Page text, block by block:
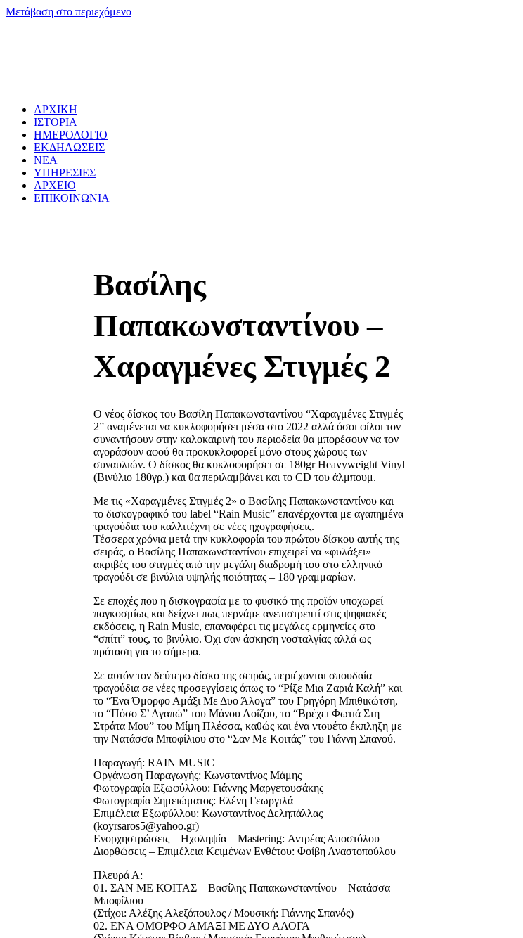
Μετάβαση στο περιεχόμενο
ΑΡΧΙΚΗ
ΙΣΤΟΡΙΑ
ΗΜΕΡΟΛΟΓΙΟ
ΕΚΔΗΛΩΣΕΙΣ
ΝΕΑ
ΥΠΗΡΕΣΙΕΣ
ΑΡΧΕΙΟ
ΕΠΙΚΟΙΝΩΝΙΑ
Βασίλης
Παπακωνσταντίνου –
Χαραγμένες Στιγμές 2
Ο νέος δίσκος του Βασίλη Παπακωνσταντίνου “Χαραγμένες Στιγμές
2” αναμένεται να κυκλοφορήσει μέσα στο 2022 αλλά όσοι φίλοι τον
συναντήσουν στην καλοκαιρινή του περιοδεία θα μπορέσουν να τον
αγοράσουν αφού θα προκυκλοφορεί μόνο στους χώρους των
συναυλιών. Ο δίσκος θα κυκλοφορήσει σε 180gr Heavyweight Vinyl
(Βινύλιο 180γρ.) και θα περιλαμβάνει και το CD του άλμπουμ.
Με τις «Xαραγμένες Στιγμές 2» ο Βασίλης Παπακωνσταντίνου και
το δισκογραφικό του label “Rain Music” επανέρχονται με αγαπημένα
τραγούδια του καλλιτέχνη σε νέες ηχογραφήσεις.
Τέσσερα χρόνια μετά την κυκλοφορία του πρώτου δίσκου αυτής της
σειράς, ο Βασίλης Παπακωνσταντίνου επιχειρεί να «φυλάξει»
ακριβές του στιγμές από την μεγάλη διαδρομή του στο ελληνικό
τραγούδι σε βινύλια υψηλής ποιότητας – 180 γραμμαρίων.
Σε εποχές που η δισκογραφία με το φυσικό της προϊόν υποχωρεί
παγκοσμίως και δείχνει πως περνάμε ανεπιστρεπτί στις ψηφιακές
εκδόσεις, η Rain Music, επαναφέρει τις μεγάλες ερμηνείες στο
“σπίτι” τους, το βινύλιο. Όχι σαν άσκηση νοσταλγίας αλλά ως
πρόταση για το σήμερα.
Σε αυτόν τον δεύτερο δίσκο της σειράς, περιέχονται σπουδαία
τραγούδια σε νέες προσεγγίσεις όπως το “Ρίξε Μια Ζαριά Καλή” και
το “Ένα Όμορφο Αμάξι Με Δυο Άλογα” του Γρηγόρη Μπιθικώτση,
το “Πόσο Σ’ Αγαπώ” του Μάνου Λοΐζου, το “Βρέχει Φωτιά Στη
Στράτα Μου” του Μίμη Πλέσσα, καθώς και ένα ντουέτο έκπληξη με
την Νατάσσα Μποφίλιου στο “Σαν Με Κοιτάς” του Γιάννη Σπανού.
Παραγωγή: RAIN MUSIC
Οργάνωση Παραγωγής: Κωνσταντίνος Μάμης
Φωτογραφία Εξωφύλλου: Γιάννης Μαργετουσάκης
Φωτογραφία Σημειώματος: Ελένη Γεωργιλά
Επιμέλεια Εξωφύλλου: Κωνσταντίνος Δεληπάλλας
(koyrsaros5@yahoo.gr)
Ενορχηστρώσεις – Ηχοληψία – Mastering: Αντρέας Αποστόλου
Διορθώσεις – Επιμέλεια Κειμένων Ενθέτου: Φοίβη Αναστοπούλου
Πλευρά Α:
01. ΣΑΝ ΜΕ ΚΟΙΤΑΣ – Βασίλης Παπακωνσταντίνου – Νατάσσα
Μποφίλιου
(Στίχοι: Αλέξης Αλεξόπουλος / Μουσική: Γιάννης Σπανός)
02. ΕΝΑ ΟΜΟΡΦΟ ΑΜΑΞΙ ΜΕ ΔΥΟ ΑΛΟΓΑ